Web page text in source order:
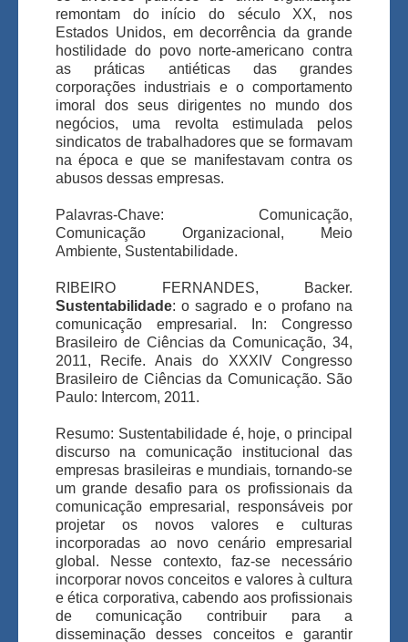
remontam do início do século XX, nos
Estados Unidos, em decorrência da grande
hostilidade do povo norte-americano contra
as práticas antiéticas das grandes
corporações industriais e o comportamento
imoral dos seus dirigentes no mundo dos
negócios, uma revolta estimulada pelos
sindicatos de trabalhadores que se formavam
na época e que se manifestavam contra os
abusos dessas empresas.
Palavras-Chave: Comunicação,
Comunicação Organizacional, Meio
Ambiente, Sustentabilidade.
RIBEIRO FERNANDES, Backer.
Sustentabilidade: o sagrado e o profano na
comunicação empresarial. In: Congresso
Brasileiro de Ciências da Comunicação, 34,
2011, Recife. Anais do XXXIV Congresso
Brasileiro de Ciências da Comunicação. São
Paulo: Intercom, 2011.
Resumo: Sustentabilidade é, hoje, o principal
discurso na comunicação institucional das
empresas brasileiras e mundiais, tornando-se
um grande desafio para os profissionais da
comunicação empresarial, responsáveis por
projetar os novos valores e culturas
incorporadas ao novo cenário empresarial
global. Nesse contexto, faz-se necessário
incorporar novos conceitos e valores à cultura
e ética corporativa, cabendo aos profissionais
de comunicação contribuir para a
disseminação desses conceitos e garantir